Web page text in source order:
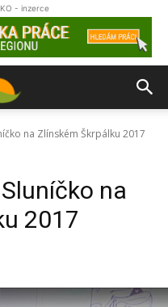
- inzerce
na Zlínském Škrpálku 2017
na
2017